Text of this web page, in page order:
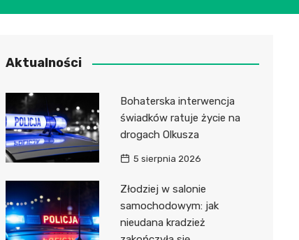
Aktualności
Bohaterska interwencja
świadków ratuje życie na
drogach Olkusza
5 sierpnia 2026
Złodziej w salonie
samochodowym: jak
nieudana kradzież